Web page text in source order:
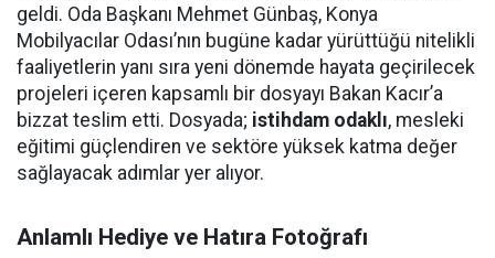
geldi. Oda Başkanı Mehmet Günbaş, Konya
Mobilyacılar Odası’nın bugüne kadar yürüttüğü nitelikli
faaliyetlerin yanı sıra yeni dönemde hayata geçirilecek
projeleri içeren kapsamlı bir dosyayı Bakan Kacır’a
bizzat teslim etti. Dosyada; istihdam odaklı, mesleki
eğitimi güçlendiren ve sektöre yüksek katma değer
sağlayacak adımlar yer alıyor.
Anlamlı Hediye ve Hatıra Fotoğrafı